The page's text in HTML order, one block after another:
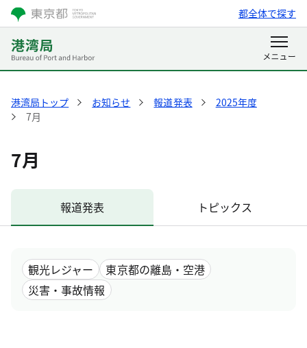
都全体で探す
港湾局トップ お知らせ 報道発表
2025年度
7月
7月
報道発表 トピックス
観光レジャー
東京都の離島・空港
災害・事故情報